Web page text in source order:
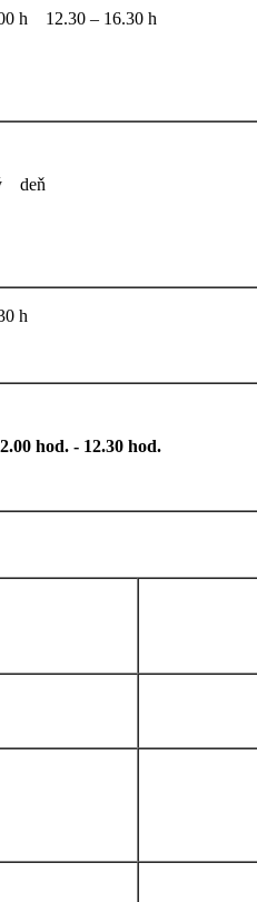
h 12.30 – 16.30 h
deň
h
hod. - 12.30 hod.